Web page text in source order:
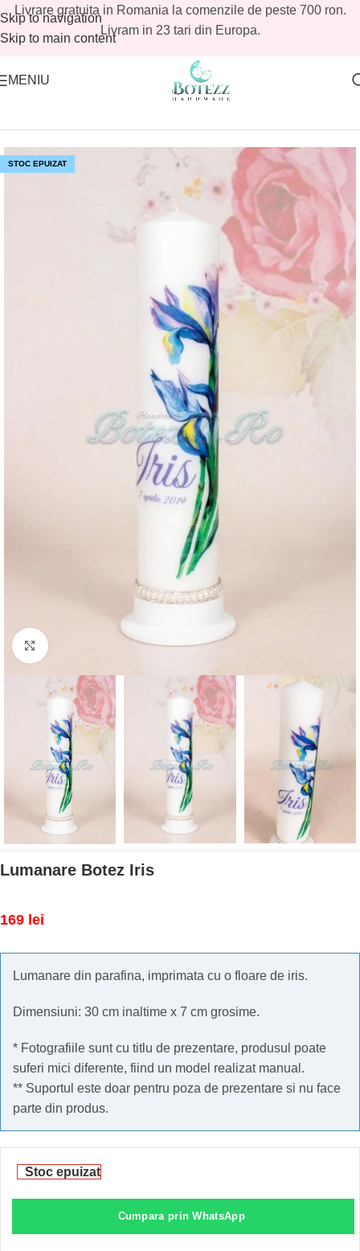
Skip to navigation
Skip to main content
Livrare gratuita in Romania la comenzile de peste 700 ron.
Livram in 23 tari din Europa.
MENIU
Lumanari botez fetite
STOC EPUIZAT
Mărește imaginea
Lumanare Botez Iris
169 lei
Lumanare din parafina, imprimata cu o floare de iris.
Dimensiuni: 30 cm inaltime x 7 cm grosime.
* Fotografiile sunt cu titlu de prezentare, produsul poate
suferi mici diferente, fiind un model realizat manual.
** Suportul este doar pentru poza de prezentare si nu face
parte din produs.
Stoc epuizat
Cumpara prin WhatsApp